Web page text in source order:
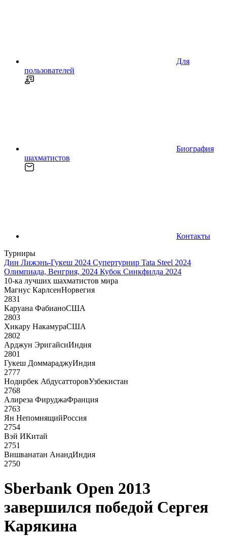
Для
пользователей
Биография
шахматистов
Контакты
Турниры
Дин Лижэнь-Гукеш 2024 Супертурнир Tata Steel 2024
Олимпиада, Венгрия, 2024 Кубок Синкфилда 2024
10-ка лучших шахматистов мира
Магнус КарлсенНорвегия
2831
Каруана ФабианоСША
2803
Хикару НакамураСША
2802
Арджун ЭригайсиИндия
2801
Гукеш ДоммараджуИндия
2777
Нодирбек АбдусатторовУзбекистан
2768
Алиреза ФируджаФранция
2763
Ян НепомнящийРоссия
2754
Вэй ИКитай
2751
Вишванатан АнандИндия
2750
Sberbank Open 2013
завершился победой Сергея
Карякина